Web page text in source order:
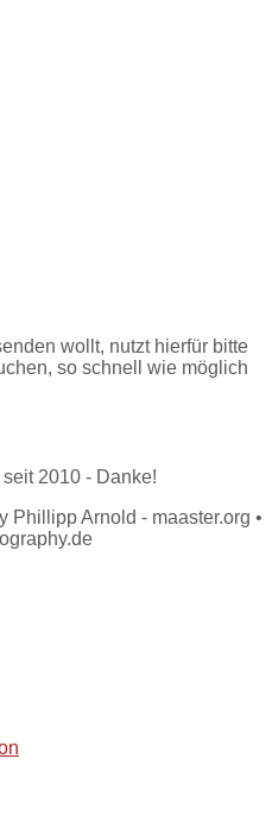
wollt, nutzt hierfür bitte
so schnell wie möglich
2010 - Danke!
Phillipp Arnold - maaster.org •